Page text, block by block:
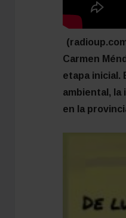
Carmen
etapa inicial.
ambiental,
en la